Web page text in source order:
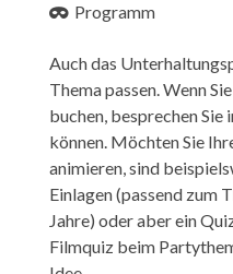
Programm
Auch das
Thema passen. Wenn
buchen, besprechen
können. Möchten Sie
animieren, sind
Einlagen (passend zum
Jahre) oder aber ein
Filmquiz beim